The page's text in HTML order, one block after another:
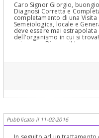
Caro Signor Giorgio,
Diagnosi Corretta e
completamento di una Visita
Semeiologica, locale e
deve essere mai
dell'organismo in cui si
prima una Diagnosi! Le
freddo, esistono liquidi
con cui toccare il dente
improvvisamente da 37° a -
pulpare, la si scopre, il
1- se dura qualche
tratta di semplice iperemia
spesso , a seconda della
protezione antibiotica! 4- Se
allo stimolo con
dente è in necrosi, ma non
Pubblicato il 11-02-2016